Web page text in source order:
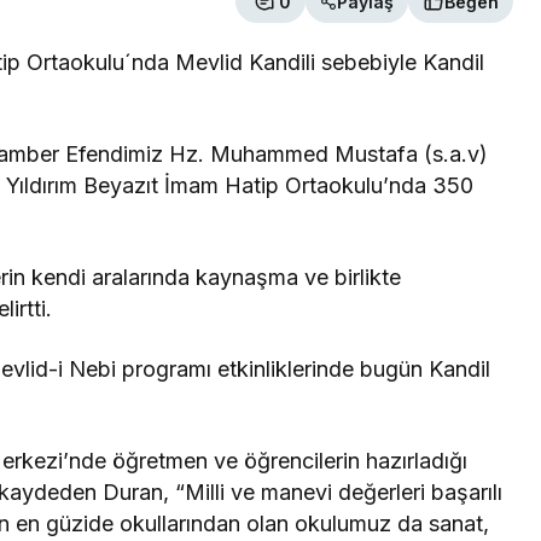
Ortaokulu´nda Mevlid Kandili sebebiyle Kandil
Efendimiz Hz. Muhammed Mustafa (s.a.v)
Beyazıt İmam Hatip Ortaokulu’nda 350
kendi aralarında kaynaşma ve birlikte
i Nebi programı etkinliklerinde bugün Kandil
öğretmen ve öğrencilerin hazırladığı
Duran, “Milli ve manevi değerleri başarılı
en güzide okullarından olan okulumuz da sanat,